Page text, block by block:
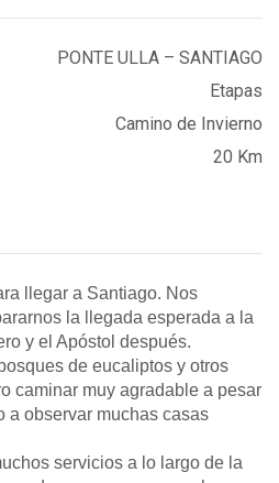
PONTE ULLA – SANTIAGO
Etapas
Camino de Invierno
20 Km
llegar a Santiago. Nos
la llegada esperada a la
y el Apóstol después.
de eucaliptos y otros
caminar muy agradable a pesar
a observar muchas casas
servicios a lo largo de la